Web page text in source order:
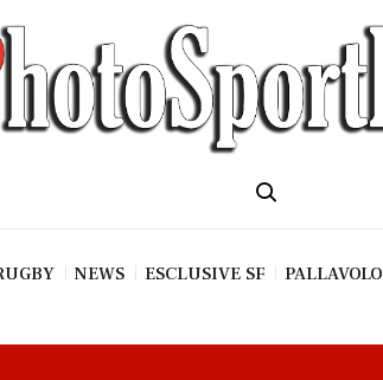
NEWS ESCLUSIVE SF PALLAVOLO